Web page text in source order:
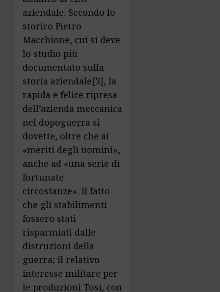
aziendale. Secondo lo
storico Pietro
Macchione, cui si deve
lo studio più
documentato sulla
storia aziendale[3], la
rapida e felice ripresa
dell’azienda meccanica
nel dopoguerra si
dovette, oltre che ai
«meriti degli uomini»,
anche ad «una serie di
fortunate
circostanze»: il fatto
che gli stabilimenti
fossero stati
risparmiati dalle
distruzioni della
guerra; il relativo
interesse militare per
le produzioni Tosi, con